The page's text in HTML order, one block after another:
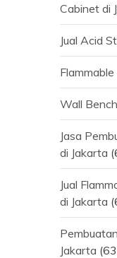
Cabinet di
Jual Acid
Wall Bench
Jasa
di Jakarta
Jual
di Jakarta
Jakarta